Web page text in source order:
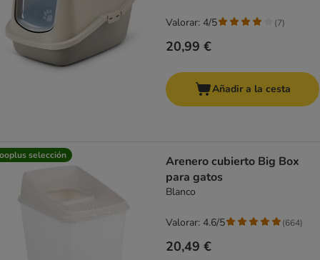
20,99 €
Valorar: 4/5 (7)
Añadir a la cesta
selección
Arenero cubierto Big Box
para gatos
Blanco
20,49 €
Valorar: 4.6/5 (664)